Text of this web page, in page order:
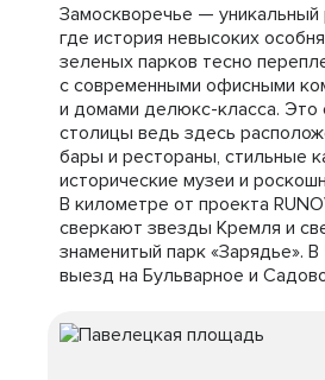
Замоскворечье —
где история невысоких
зеленых парков тесно
с современными офисными
и домами делюкс-класса. Это
столицы ведь здесь
бары и рестораны, стильные
исторические музеи и
В километре от проекта
сверкают звезды Кремля и
знаменитый парк «Зарядье».
выезд на Бульварное и